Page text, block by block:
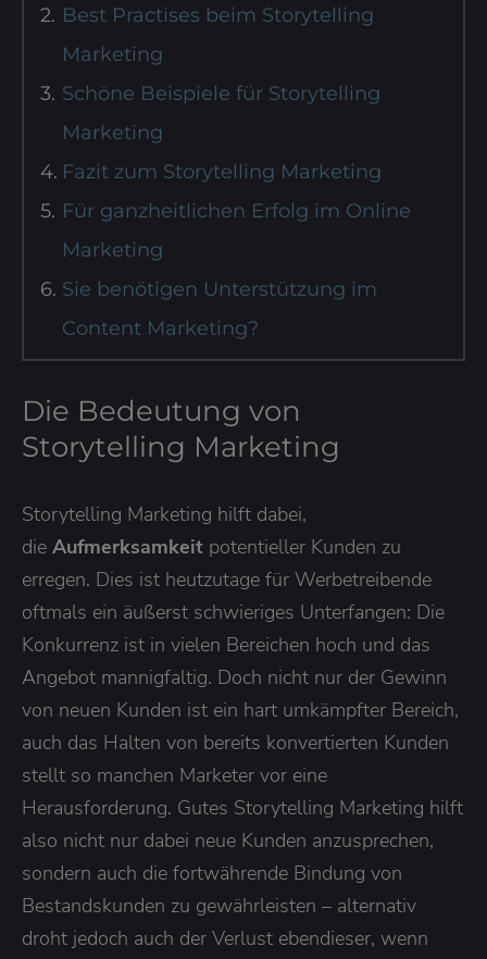
Best Practises beim Storytelling
Marketing
Schöne Beispiele für Storytelling
Marketing
Fazit zum Storytelling Marketing
Für ganzheitlichen Erfolg im Online
Marketing
Sie benötigen Unterstützung im
Content Marketing?
Die Bedeutung von
Storytelling Marketing
Storytelling Marketing hilft dabei,
die Aufmerksamkeit potentieller Kunden zu
erregen. Dies ist heutzutage für Werbetreibende
oftmals ein äußerst schwieriges Unterfangen: Die
Konkurrenz ist in vielen Bereichen hoch und das
Angebot mannigfaltig. Doch nicht nur der Gewinn
von neuen Kunden ist ein hart umkämpfter Bereich,
auch das Halten von bereits konvertierten Kunden
stellt so manchen Marketer vor eine
Herausforderung. Gutes Storytelling Marketing hilft
also nicht nur dabei neue Kunden anzusprechen,
sondern auch die fortwährende Bindung von
Bestandskunden zu gewährleisten – alternativ
droht jedoch auch der Verlust ebendieser, wenn